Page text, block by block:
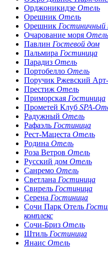
Орджоникидзе Отель
Орешник Отель
Орешник Гостиничный
Очарование моря Отель
Павлин Гостевой дом
Пальмира Гостиница
Парадиз Отель
Портобелло Отель
Поручик Ржевский
Престиж Отель
Приморская Гостиница
Прометей Клуб SPA-
Радужный Отель
Рафаэль Гостиница
Рест-Мацеста Отель
Родина Отель
Роза Ветров Отель
Русский дом Отель
Санремо Отель
Светлана Гостиница
Свирель Гостиница
Серена Гостиница
Сочи Парк Отель
комплекс
Сочи-Бриз Отель
Штиль Гостиница
Янаис Отель